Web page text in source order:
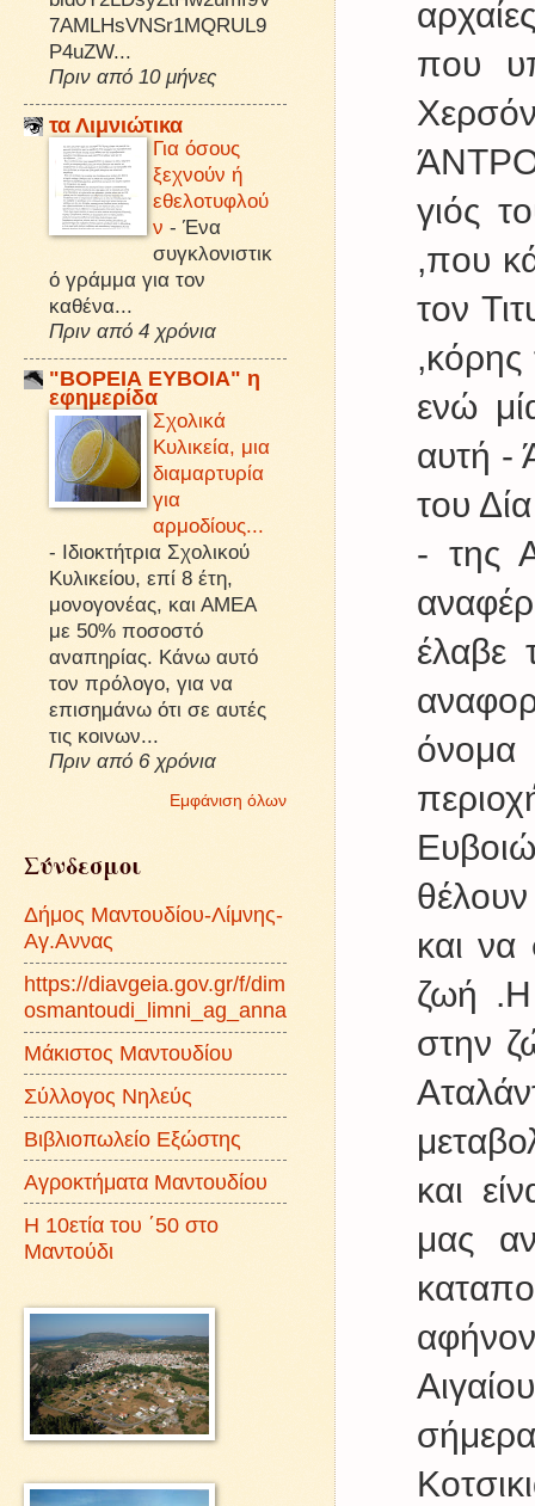
που
γιός
,που
τον
,κόρης
ενώ
αυτή -
του
- της
έλαβε
όνομα
και
ζωή .Η
στην
και
μας
7AMLHsVNSr1MQRUL9
P4uZW...
Πριν από 10 μήνες
τα Λιμνιώτικα
Για όσους
ξεχνούν ή
εθελοτυφλού
ν - Ένα
συγκλονιστικ
ό γράμμα για τον
καθένα...
Πριν από 4 χρόνια
"ΒΟΡΕΙΑ ΕΥΒΟΙΑ" η
εφημερίδα
Σχολικά
Κυλικεία, μια
διαμαρτυρία
για
αρμοδίους...
- Ιδιοκτήτρια Σχολικού
Κυλικείου, επί 8 έτη,
μονογονέας, και ΑΜΕΑ
με 50% ποσοστό
αναπηρίας. Κάνω αυτό
τον πρόλογο, για να
επισημάνω ότι σε αυτές
τις κοινων...
Πριν από 6 χρόνια
Εμφάνιση όλων
Σύνδεσμοι
Δήμος Μαντουδίου-Λίμνης-
Αγ.Αννας
https://diavgeia.gov.gr/f/dim
osmantoudi_limni_ag_anna
Μάκιστος Μαντουδίου
Σύλλογος Νηλεύς
Βιβλιοπωλείο Εξώστης
Αγροκτήματα Μαντουδίου
Η 10ετία του ΄50 στο
Μαντούδι